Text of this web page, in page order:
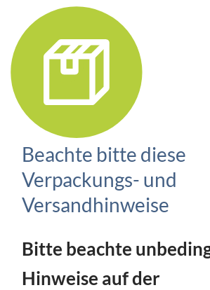
Beachte bitte diese
Verpackungs- und
Versandhinweise
Bitte beachte
Hinweise auf der